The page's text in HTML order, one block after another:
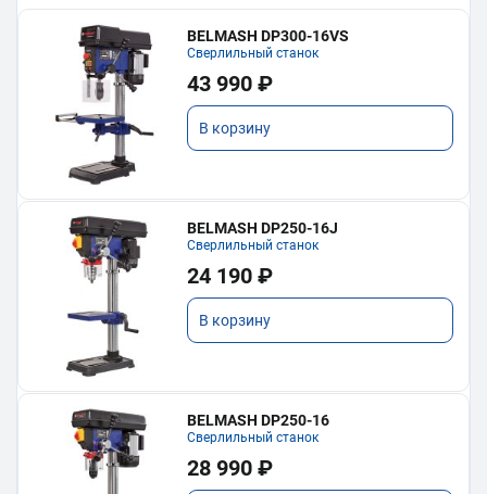
BELMASH DP300-16VS
Сверлильный станок
43 990 ₽
В корзину
BELMASH DP250-16J
Сверлильный станок
24 190 ₽
В корзину
BELMASH DP250-16
Сверлильный станок
28 990 ₽